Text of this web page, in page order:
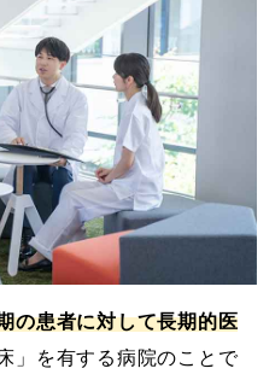
の患者に対して長期的医
」を有する病院のことで